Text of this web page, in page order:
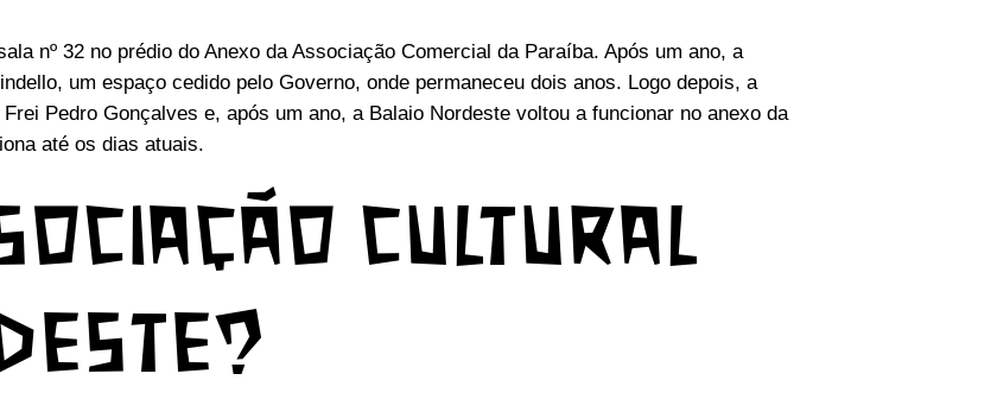
nº 32 no prédio do Anexo da Associação Comercial da Paraíba. Após um ano, a
um espaço cedido pelo Governo, onde permaneceu dois anos. Logo depois, a
Pedro Gonçalves e, após um ano, a Balaio Nordeste voltou a funcionar no anexo da
até os dias atuais.
CULTURAL